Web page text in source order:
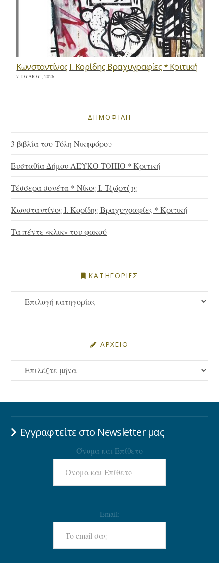
Κωνσταντίνος Ι. Κορίδης Βραχυγραφίες * Κριτική
7 ΙΟΥΛΊΟΥ , 2026
ΔΗΜΟΦΙΛΗ
3 βιβλία του Τόλη Νικηφόρου
Ευσταθία Δήμου ΛΕΥΚΟ ΤΟΠΙΟ * Κριτική
Τέσσερα σονέτα * Νίκος Ι. Τζώρτζης
Κωνσταντίνος Ι. Κορίδης Βραχυγραφίες * Κριτική
Τα πέντε «κλικ» του φακού
ΚΑΤΗΓΟΡΙΕΣ
ΚΑΤΗΓΟΡΙΕΣ
ΑΡΧΕΙΟ
ΑΡΧΕΙΟ
Εγγραφτείτε στο Newsletter μας
Όνομα και Επίθετο
Email: